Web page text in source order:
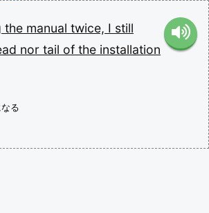
the manual twice, I still
nor tail of the installation
る